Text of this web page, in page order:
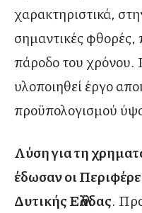
χαρακτηριστικά,
σημαντικές
πάροδο του χρόνου.
υλοποιηθεί έργο
προϋπολογισμού
Λύση για τη
έδωσαν οι
Δυτικής Ελλάδας.